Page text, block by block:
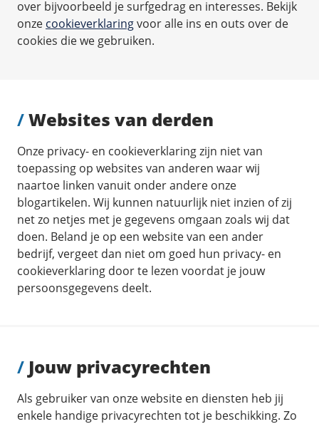
over bijvoorbeeld je surfgedrag en interesses. Bekijk
onze cookieverklaringvoor alle ins en outs over de
cookies die we gebruiken.
/Websites van derden
Onze privacy- en cookieverklaring zijn niet van
toepassing op websites van anderen waar wij
naartoe linken vanuit onder andere onze
blogartikelen. Wij kunnen natuurlijk niet inzien of zij
net zo netjes met je gegevens omgaan zoals wij dat
doen. Beland je op een website van een ander
bedrijf, vergeet dan niet om goed hun privacy- en
cookieverklaring door te lezen voordat je jouw
persoonsgegevens deelt.
/ Jouw privacyrechten
Als gebruiker van onze website en diensten heb jij
enkele handige privacyrechten tot je beschikking. Zo